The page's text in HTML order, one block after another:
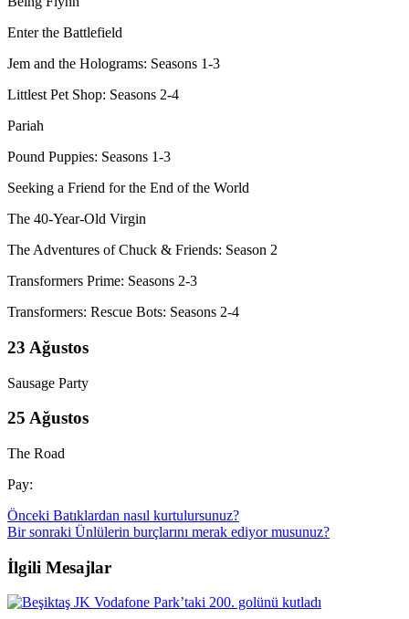
Enter the Battlefield
Jem and the Holograms: Seasons 1-3
Littlest Pet Shop: Seasons 2-4
Pariah
Pound Puppies: Seasons 1-3
Seeking a Friend for the End of the World
The 40-Year-Old Virgin
The Adventures of Chuck & Friends: Season 2
Transformers Prime: Seasons 2-3
Transformers: Rescue Bots: Seasons 2-4
23 Ağustos
Sausage Party
25 Ağustos
The Road
Pay:
Önceki Batıklardan nasıl kurtulursunuz?
Bir sonraki Ünlülerin burçlarını merak ediyor musunuz?
İlgili Mesajlar